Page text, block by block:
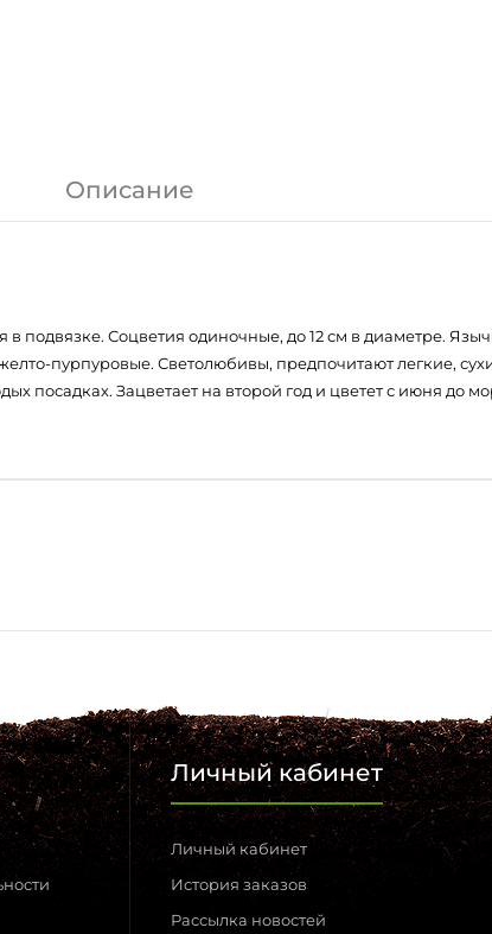
Описание
Соцветия одиночные, до 12 см в диаметре.
пурпуровые. Светолюбивы, предпочитают легкие,
посадках. Зацветает на второй год и цветет с июня до
Личный кабинет
Личный кабинет
История заказов
Рассылка новостей